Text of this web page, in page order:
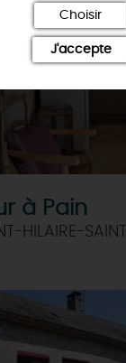
à Pain
HILAIRE-
Choisir
J'accepte